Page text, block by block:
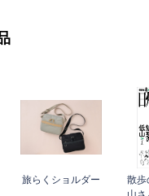
旅らくショルダー
散歩